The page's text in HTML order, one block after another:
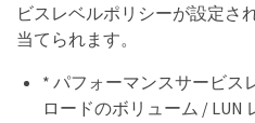
ビスレベルポリシーが設定さ
当てられます。
* パフォーマンスサービス
ロードのボリューム / LUN